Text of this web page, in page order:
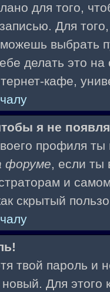
для того,
Для
выбрать
делать это
кафе,
я не
профиля
форуме, если
и
скрытый
твой пароль и
Для этого